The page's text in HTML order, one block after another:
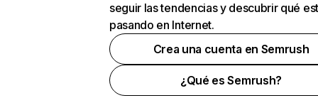
seguir las tendencias y descubrir qué
pasando en Internet.
Crea una cuenta en Semrush
¿Qué es Semrush?